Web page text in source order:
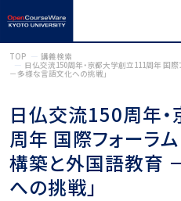
TOP 講義検索
日仏交流150周年・京都大学創立111周年 国
－多様な言語文化への挑戦」
日仏交流150周年
周年 国際フォーラ
構築と外国語教育
への挑戦」